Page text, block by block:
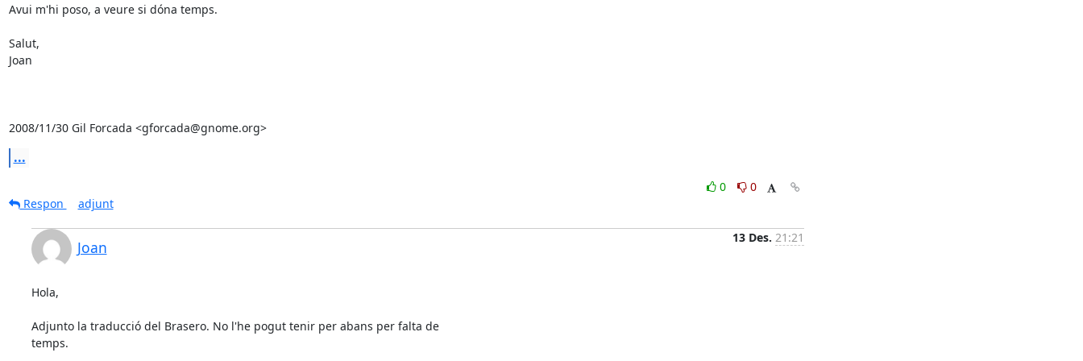
Avui m'hi poso, a veure si dóna temps.
Salut,
Joan
2008/11/30 Gil Forcada <gforcada@gnome.org>
...
0
0
Respon
adjunt
Joan
13 Des. 21:21
Hola,
Adjunto la traducció del Brasero. No l'he pogut tenir per abans per falta de
temps.